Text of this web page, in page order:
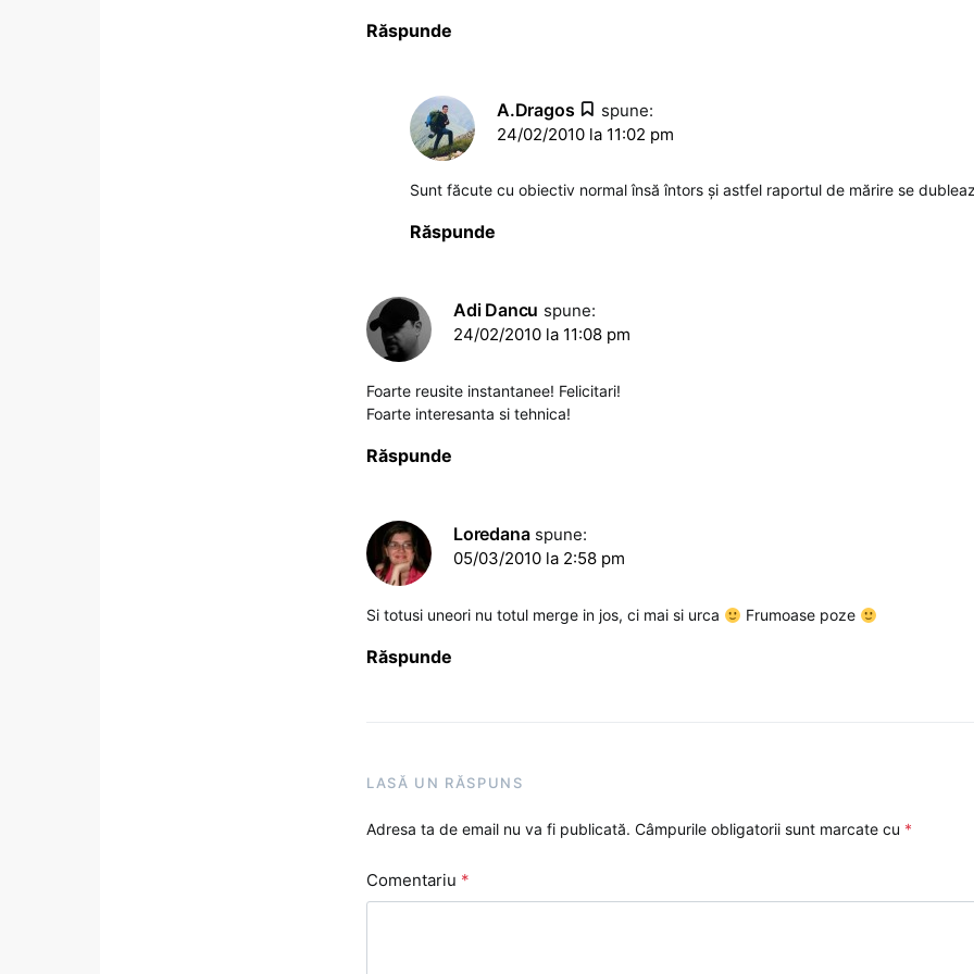
Răspunde
A.Dragos
spune:
24/02/2010 la 11:02 pm
Sunt făcute cu obiectiv normal însă întors şi astfel raportul de mărire se
Răspunde
Adi Dancu spune:
24/02/2010 la 11:08 pm
Foarte reusite instantanee! Felicitari!
Foarte interesanta si tehnica!
Răspunde
Loredana spune:
05/03/2010 la 2:58 pm
Si totusi uneori nu totul merge in jos, ci mai si urca Frumoase poze
Răspunde
LASĂ UN RĂSPUNS
Adresa ta de email nu va fi publicată. Câmpurile obligatorii sunt marcate cu *
Comentariu *